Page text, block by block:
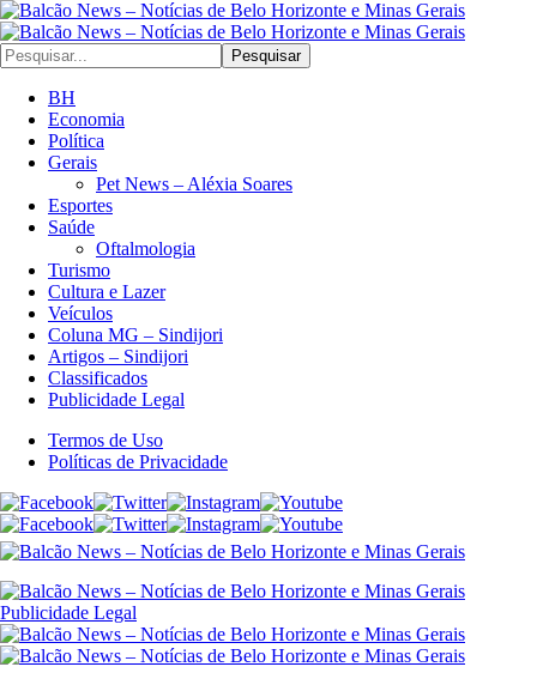
Pesquisar
BH
Economia
Política
Gerais
Pet News – Aléxia Soares
Esportes
Saúde
Oftalmologia
Turismo
Cultura e Lazer
Veículos
Coluna MG – Sindijori
Artigos – Sindijori
Classificados
Publicidade Legal
Termos de Uso
Políticas de Privacidade
Publicidade Legal